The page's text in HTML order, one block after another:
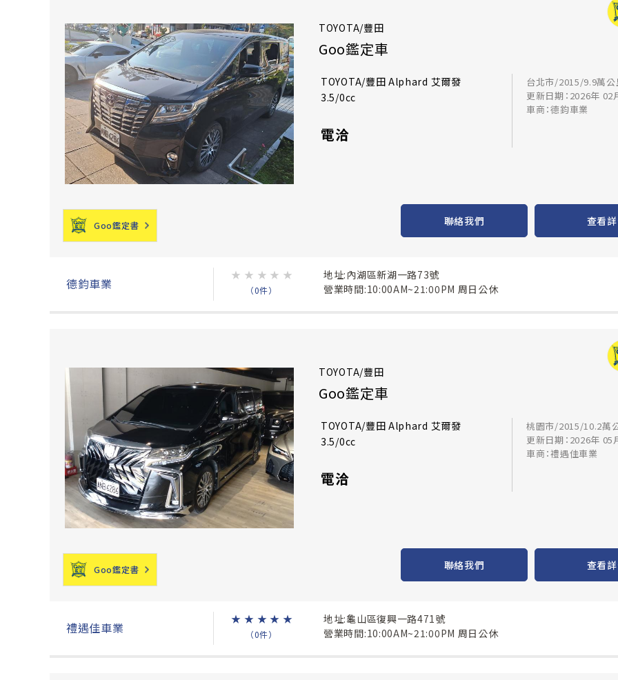
TOYOTA/豐田
Goo鑑定車
TOYOTA/豐田 Alphard 艾爾發
3.5/0cc
電洽
台北市/2015/9.9萬公
更新日期：2026年 02
車商：德鈞車業
Goo鑑定書 聯絡我們 查看
德鈞車業
★ ★ ★ ★ ★
（0件）
地址:內湖區新湖一路73號
營業時間:10:00AM~21:00PM 周日公休
TOYOTA/豐田
Goo鑑定車
TOYOTA/豐田 Alphard 艾爾發
3.5/0cc
電洽
桃園市/2015/10.2萬
更新日期：2026年 05
車商：禮遇佳車業
Goo鑑定書 聯絡我們 查看
禮遇佳車業
★ ★ ★ ★ ★
（0件）
地址:龜山區復興一路471號
營業時間:10:00AM~21:00PM 周日公休